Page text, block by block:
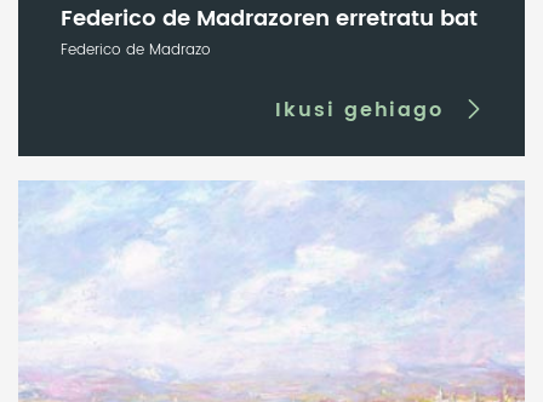
Federico de Madrazoren erretratu bat
Federico de Madrazo
Ikusi gehiago